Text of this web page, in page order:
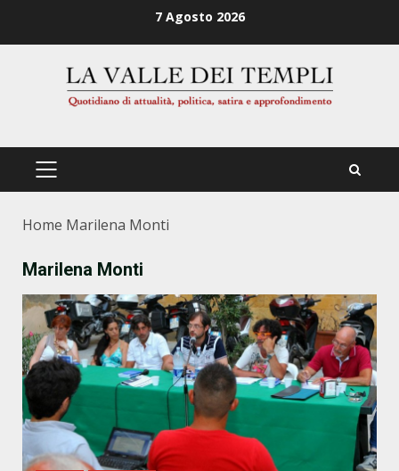
7 Agosto 2026
PRIMÄRES
Home Marilena Monti
Marilena Monti